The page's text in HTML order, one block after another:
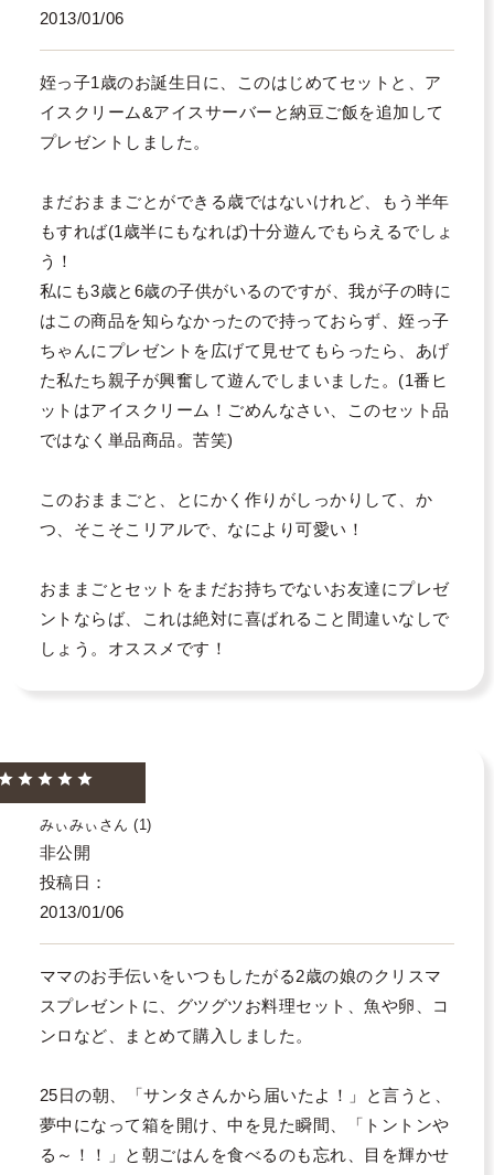
2013/01/06
姪っ子1歳のお誕生日に、このはじめてセットと、ア
イスクリーム&アイスサーバーと納豆ご飯を追加して
プレゼントしました。
まだおままごとができる歳ではないけれど、もう半年
もすれば(1歳半にもなれば)十分遊んでもらえるでしょ
う！
私にも3歳と6歳の子供がいるのですが、我が子の時に
はこの商品を知らなかったので持っておらず、姪っ子
ちゃんにプレゼントを広げて見せてもらったら、あげ
た私たち親子が興奮して遊んでしまいました。(1番ヒ
ットはアイスクリーム！ごめんなさい、このセット品
ではなく単品商品。苦笑)
このおままごと、とにかく作りがしっかりして、か
つ、そこそこリアルで、なにより可愛い！
おままごとセットをまだお持ちでないお友達にプレゼ
ントならば、これは絶対に喜ばれること間違いなしで
しょう。オススメです！
みぃみぃ 1
非公開
投稿日
2013/01/06
ママのお手伝いをいつもしたがる2歳の娘のクリスマ
スプレゼントに、グツグツお料理セット、魚や卵、コ
ンロなど、まとめて購入しました。
25日の朝、「サンタさんから届いたよ！」と言うと、
夢中になって箱を開け、中を見た瞬間、「トントンや
る～！！」と朝ごはんを食べるのも忘れ、目を輝かせ